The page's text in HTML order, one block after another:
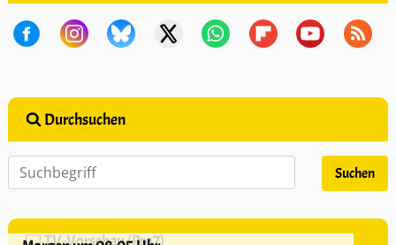
Durchsuchen
TV-Vorschau (Pro7)